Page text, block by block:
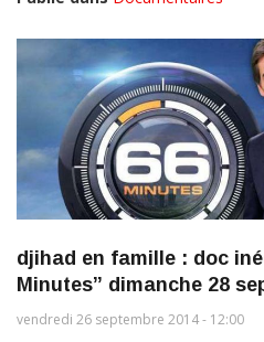
djihad en famille : doc
Minutes” dimanche 28
vendredi 26 septembre 2014 - 12:00